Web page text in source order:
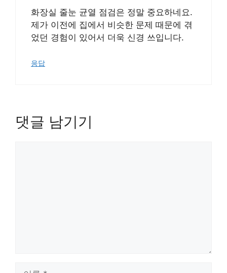
화장실 줄눈 균열 점검은 정말 중요하네요.
제가 이전에 집에서 비슷한 문제 때문에 겪
었던 경험이 있어서 더욱 신경 쓰입니다.
응답
댓글 남기기